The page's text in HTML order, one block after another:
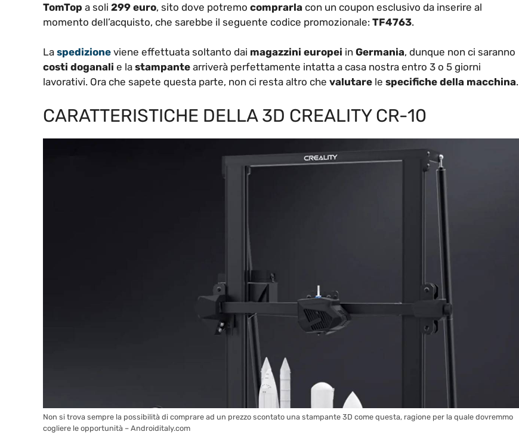
TomTop a soli 299 euro, sito dove potremo comprarla con un coupon esclusivo da inserire al
momento dell’acquisto, che sarebbe il seguente codice promozionale: TF4763.
La spedizione viene effettuata soltanto dai magazzini europei in Germania, dunque non ci saranno
costi doganali e la stampante arriverà perfettamente intatta a casa nostra entro 3 o 5 giorni
lavorativi. Ora che sapete questa parte, non ci resta altro che valutare le specifiche della macchina.
CARATTERISTICHE DELLA 3D CREALITY CR-10
Non si trova sempre la possibilità di comprare ad un prezzo scontato una stampante 3D come questa, ragione per la quale dovremmo
cogliere le opportunità – Androiditaly.com